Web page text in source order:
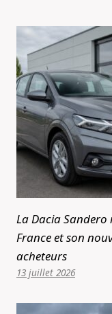
La Dacia Sandero
France et son
acheteurs
13 juillet 2026